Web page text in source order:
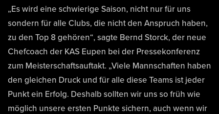
„Es wird eine schwierige Saison, nicht nur für uns
sondern für alle Clubs, die nicht den Anspruch haben,
zu den Top 8 gehören“, sagte Bernd Storck, der neue
Chefcoach der KAS Eupen bei der Pressekonferenz
zum Meisterschaftsauftakt. „Viele Mannschaften haben
den gleichen Druck und für alle diese Teams ist jeder
Punkt ein Erfolg. Deshalb sollten wir uns so früh wie
möglich unsere ersten Punkte sichern, auch wenn wir